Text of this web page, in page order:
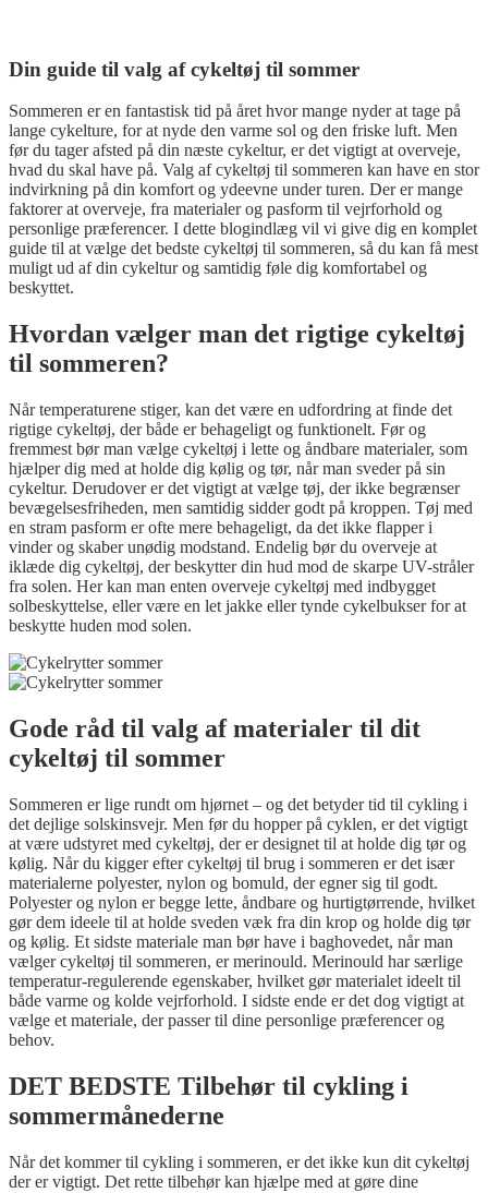
Din guide til valg af cykeltøj til sommer
Sommeren er en fantastisk tid på året hvor mange nyder at tage på
lange cykelture, for at nyde den varme sol og den friske luft. Men
før du tager afsted på din næste cykeltur, er det vigtigt at overveje,
hvad du skal have på. Valg af cykeltøj til sommeren kan have en stor
indvirkning på din komfort og ydeevne under turen. Der er mange
faktorer at overveje, fra materialer og pasform til vejrforhold og
personlige præferencer. I dette blogindlæg vil vi give dig en komplet
guide til at vælge det bedste cykeltøj til sommeren, så du kan få mest
muligt ud af din cykeltur og samtidig føle dig komfortabel og
beskyttet.
Hvordan vælger man det rigtige cykeltøj
til sommeren?
Når temperaturene stiger, kan det være en udfordring at finde det
rigtige cykeltøj, der både er behageligt og funktionelt. Før og
fremmest bør man vælge cykeltøj i lette og åndbare materialer, som
hjælper dig med at holde dig kølig og tør, når man sveder på sin
cykeltur. Derudover er det vigtigt at vælge tøj, der ikke begrænser
bevægelsesfriheden, men samtidig sidder godt på kroppen. Tøj med
en stram pasform er ofte mere behageligt, da det ikke flapper i
vinder og skaber unødig modstand. Endelig bør du overveje at
iklæde dig cykeltøj, der beskytter din hud mod de skarpe UV-stråler
fra solen. Her kan man enten overveje cykeltøj med indbygget
solbeskyttelse, eller være en let jakke eller tynde cykelbukser for at
beskytte huden mod solen.
Gode råd til valg af materialer til dit
cykeltøj til sommer
Sommeren er lige rundt om hjørnet – og det betyder tid til cykling i
det dejlige solskinsvejr. Men før du hopper på cyklen, er det vigtigt
at være udstyret med cykeltøj, der er designet til at holde dig tør og
kølig. Når du kigger efter cykeltøj til brug i sommeren er det især
materialerne polyester, nylon og bomuld, der egner sig til godt.
Polyester og nylon er begge lette, åndbare og hurtigtørrende, hvilket
gør dem ideele til at holde sveden væk fra din krop og holde dig tør
og kølig. Et sidste materiale man bør have i baghovedet, når man
vælger cykeltøj til sommeren, er merinould. Merinould har særlige
temperatur-regulerende egenskaber, hvilket gør materialet ideelt til
både varme og kolde vejrforhold. I sidste ende er det dog vigtigt at
vælge et materiale, der passer til dine personlige præferencer og
behov.
DET BEDSTE Tilbehør til cykling i
sommermånederne
Når det kommer til cykling i sommeren, er det ikke kun dit cykeltøj
der er vigtigt. Det rette tilbehør kan hjælpe med at gøre dine